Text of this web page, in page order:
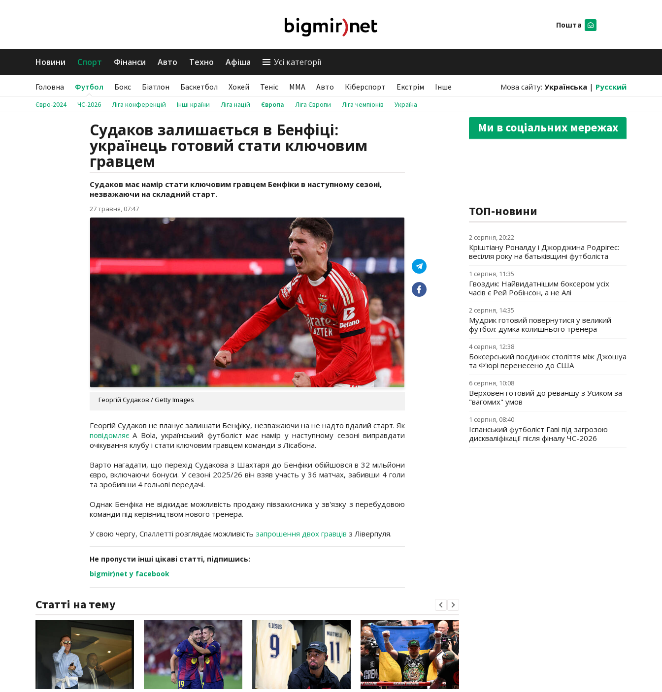
Пошта
Новини Спорт Фінанси Авто Техно Афіша Усі категорії
Головна Футбол Бокс Біатлон Баскетбол Хокей Теніс ММА Авто Кіберспорт Екстрім Інше Мова сайту: Українська | Русский
Євро-2024 ЧС-2026 Ліга конференцій Інші країни Ліга націй Європа Ліга Європи Ліга чемпіонів Україна
Судаков залишається в Бенфіці:
українець готовий стати ключовим
гравцем
Судаков має намір стати ключовим гравцем Бенфіки в наступному сезоні,
незважаючи на складний старт.
27 травня, 07:47
Георгій Судаков / Getty Images
Георгій Судаков не планує залишати Бенфіку, незважаючи на не надто вдалий старт. Як
повідомляєA Bola, український футболіст має намір у наступному сезоні виправдати
очікування клубу і стати ключовим гравцем команди з Лісабона.
Варто нагадати, що перехід Судакова з Шахтаря до Бенфіки обійшовся в 32 мільйони
євро, включаючи бонуси. У сезоні 2025/26 він взяв участь у 36 матчах, забивши 4 голи
та зробивши 4 гольові передачі.
Однак Бенфіка не відкидає можливість продажу півзахисника у зв'язку з перебудовою
команди під керівництвом нового тренера.
У свою чергу, Спаллетті розглядає можливість запрошення двох гравців з Ліверпуля.
Не пропусти інші цікаві статті, підпишись:
bigmir)net у facebook
Статті на тему
Ми в соціальних мережах
ТОП-новини
2 серпня, 20:22
Кріштіану Роналду і Джорджина Родрігес:
весілля року на батьківщині футболіста
1 серпня, 11:35
Гвоздик: Найвидатнішим боксером усіх
часів є Рей Робінсон, а не Алі
2 серпня, 14:35
Мудрик готовий повернутися у великий
футбол: думка колишнього тренера
4 серпня, 12:38
Боксерський поєдинок століття між Джошуа
та Ф'юрі перенесено до США
6 серпня, 10:08
Верховен готовий до реваншу з Усиком за
"вагомих" умов
1 серпня, 08:40
Іспанський футболіст Гаві під загрозою
дискваліфікації після фіналу ЧС-2026